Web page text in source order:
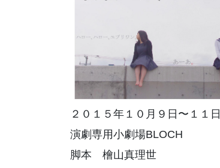
２０１５年１０月９日〜１１日
演劇専用小劇場BLOCH
脚本 檜山真理世